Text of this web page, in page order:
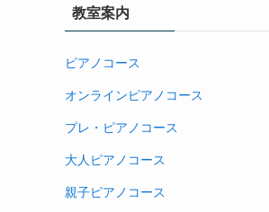
教室案内
ピアノコース
オンラインピアノコース
プレ・ピアノコース
大人ピアノコース
親子ピアノコース